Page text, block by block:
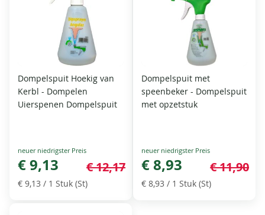
Dompelspuit Hoekig van
Kerbl - Dompelen
Uierspenen Dompelspuit
Special
Price
€ 9,13 € 12,17
€ 9,13 / 1 Stuk (St)
Dompelspuit met
speenbeker - Dompelspuit
met opzetstuk
Special
Price
€ 8,93 € 11,90
€ 8,93 / 1 Stuk (St)